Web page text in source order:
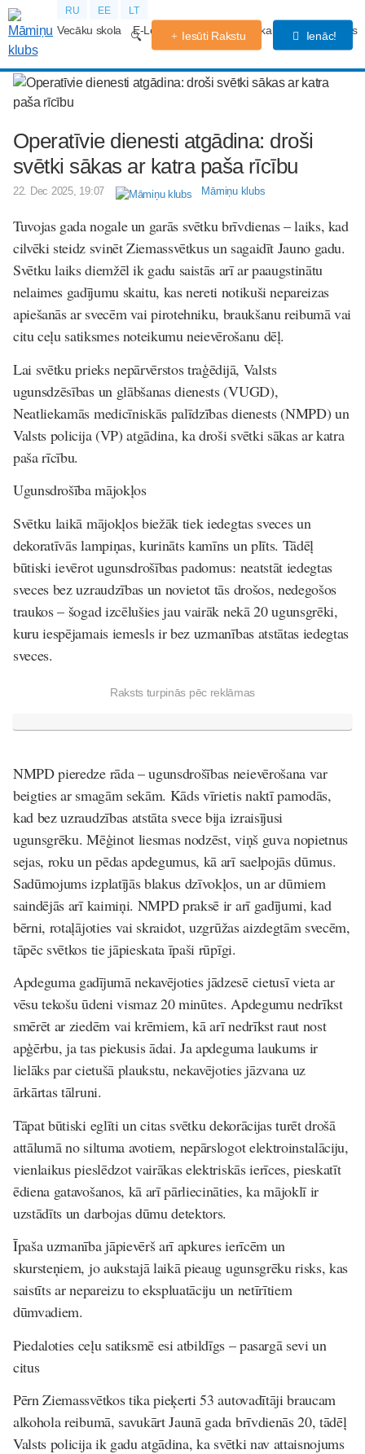
RU EE LT
Vecāku skola E-Lekcijas Grūtniecības kalendārs Forums
Iesūti Rakstu Ienāc!
Operatīvie dienesti atgādina: droši
svētki sākas ar katra paša rīcību
22. Dec 2025, 19:07 Māmiņu klubs
Tuvojas gada nogale un garās svētku brīvdienas – laiks, kad
cilvēki steidz svinēt Ziemassvētkus un sagaidīt Jauno gadu.
Svētku laiks diemžēl ik gadu saistās arī ar paaugstinātu
nelaimes gadījumu skaitu, kas nereti notikuši nepareizas
apiešanās ar svecēm vai pirotehniku, braukšanu reibumā vai
citu ceļu satiksmes noteikumu neievērošanu dēļ.
Lai svētku prieks nepārvērstos traģēdijā, Valsts
ugunsdzēsības un glābšanas dienests (VUGD),
Neatliekamās medicīniskās palīdzības dienests (NMPD) un
Valsts policija (VP) atgādina, ka droši svētki sākas ar katra
paša rīcību.
Ugunsdrošība mājokļos
Svētku laikā mājokļos biežāk tiek iedegtas sveces un
dekoratīvās lampiņas, kurināts kamīns un plīts. Tādēļ
būtiski ievērot ugunsdrošības padomus: neatstāt iedegtas
sveces bez uzraudzības un novietot tās drošos, nedegošos
traukos – šogad izcēlušies jau vairāk nekā 20 ugunsgrēki,
kuru iespējamais iemesls ir bez uzmanības atstātas iedegtas
sveces.
Raksts turpinās pēc reklāmas
NMPD pieredze rāda – ugunsdrošības neievērošana var
beigties ar smagām sekām. Kāds vīrietis naktī pamodās,
kad bez uzraudzības atstāta svece bija izraisījusi
ugunsgrēku. Mēģinot liesmas nodzēst, viņš guva nopietnus
sejas, roku un pēdas apdegumus, kā arī saelpojās dūmus.
Sadūmojums izplatījās blakus dzīvokļos, un ar dūmiem
saindējās arī kaimiņi. NMPD praksē ir arī gadījumi, kad
bērni, rotaļājoties vai skraidot, uzgrūžas aizdegtām svecēm,
tāpēc svētkos tie jāpieskata īpaši rūpīgi.
Apdeguma gadījumā nekavējoties jādzesē cietusī vieta ar
vēsu tekošu ūdeni vismaz 20 minūtes. Apdegumu nedrīkst
smērēt ar ziedēm vai krēmiem, kā arī nedrīkst raut nost
apģērbu, ja tas piekusis ādai. Ja apdeguma laukums ir
lielāks par cietušā plaukstu, nekavējoties jāzvana uz
ārkārtas tālruni.
Tāpat būtiski eglīti un citas svētku dekorācijas turēt drošā
attālumā no siltuma avotiem, nepārslogot elektroinstalāciju,
vienlaikus pieslēdzot vairākas elektriskās ierīces, pieskatīt
ēdiena gatavošanos, kā arī pārliecināties, ka mājoklī ir
uzstādīts un darbojas dūmu detektors.
Īpaša uzmanība jāpievērš arī apkures ierīcēm un
skursteņiem, jo aukstajā laikā pieaug ugunsgrēku risks, kas
saistīts ar nepareizu to ekspluatāciju un netīrītiem
dūmvadiem.
Piedaloties ceļu satiksmē esi atbildīgs – pasargā sevi un
citus
Pērn Ziemassvētkos tika pieķerti 53 autovadītāji braucam
alkohola reibumā, savukārt Jaunā gada brīvdienās 20, tādēļ
Valsts policija ik gadu atgādina, ka svētki nav attaisnojums